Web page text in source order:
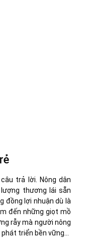
trả lời. Nông dân
thương lái sẵn
đồng lợi nhuận dù là
đến những giọt mồ
rẫy mà người nông
triển bền vững…